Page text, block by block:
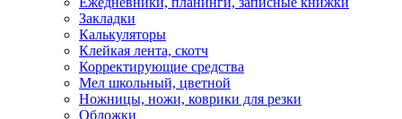
Закладки
Калькуляторы
Клейкая лента, скотч
Корректирующие средства
Мел школьный, цветной
Ножницы, ножи, коврики для резки
Обложки